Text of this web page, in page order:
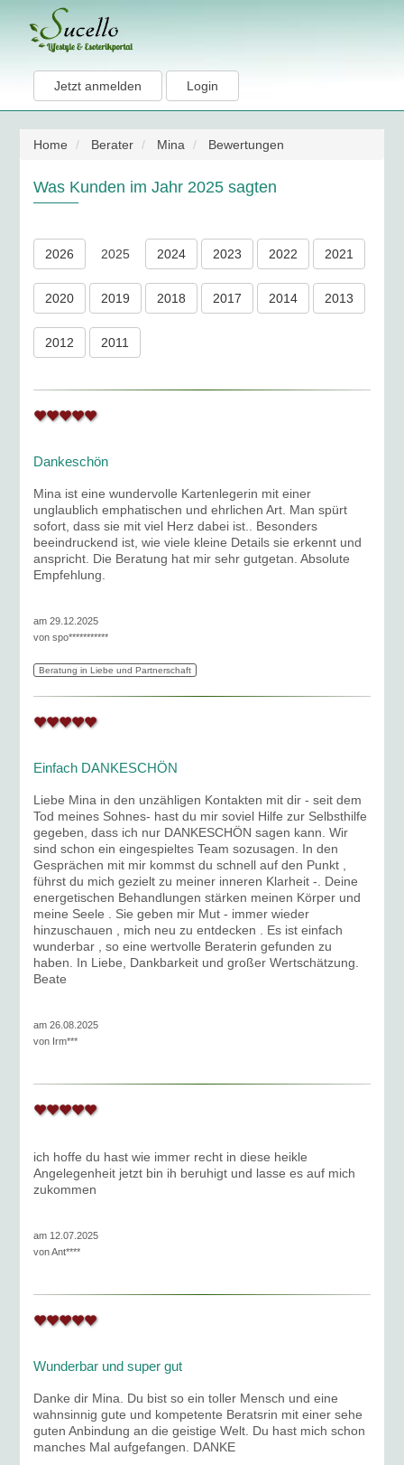
Jetzt anmelden Login
Home Berater Mina Bewertungen
Was Kunden im Jahr 2025 sagten
2026 2025 2024 2023 2022 2021
2020 2019 2018 2017 2014 2013
2012 2011
Dankeschön
Mina ist eine wundervolle Kartenlegerin mit einer
unglaublich emphatischen und ehrlichen Art. Man spürt
sofort, dass sie mit viel Herz dabei ist.. Besonders
beeindruckend ist, wie viele kleine Details sie erkennt und
anspricht. Die Beratung hat mir sehr gutgetan. Absolute
Empfehlung.
am 29.12.2025
vonspo***********
Beratung in Liebe und Partnerschaft
Einfach DANKESCHÖN
Liebe Mina in den unzähligen Kontakten mit dir - seit dem
Tod meines Sohnes- hast du mir soviel Hilfe zur Selbsthilfe
gegeben, dass ich nur DANKESCHÖN sagen kann. Wir
sind schon ein eingespieltes Team sozusagen. In den
Gesprächen mit mir kommst du schnell auf den Punkt ,
führst du mich gezielt zu meiner inneren Klarheit -. Deine
energetischen Behandlungen stärken meinen Körper und
meine Seele . Sie geben mir Mut - immer wieder
hinzuschauen , mich neu zu entdecken . Es ist einfach
wunderbar , so eine wertvolle Beraterin gefunden zu
haben. In Liebe, Dankbarkeit und großer Wertschätzung.
Beate
am 26.08.2025
von Irm***
ich hoffe du hast wie immer recht in diese heikle
Angelegenheit jetzt bin ih beruhigt und lasse es auf mich
zukommen
am 12.07.2025
vonAnt****
Wunderbar und super gut
Danke dir Mina. Du bist so ein toller Mensch und eine
wahnsinnig gute und kompetente Beratsrin mit einer sehe
guten Anbindung an die geistige Welt. Du hast mich schon
manches Mal aufgefangen. DANKE